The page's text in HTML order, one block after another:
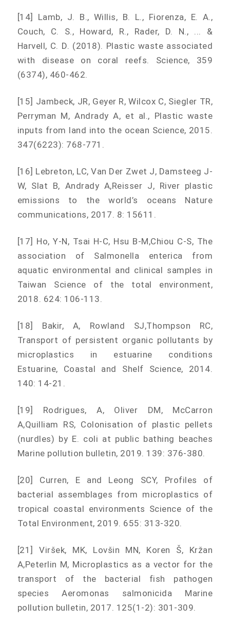
[14] Lamb, J. B., Willis, B. L., Fiorenza, E. A.,
Couch, C. S., Howard, R., Rader, D. N., ... &
Harvell, C. D. (2018). Plastic waste associated
with disease on coral reefs. Science, 359
(6374), 460-462.
[15] Jambeck, JR, Geyer R, Wilcox C, Siegler TR,
Perryman M, Andrady A, et al., Plastic waste
inputs from land into the ocean Science, 2015.
347(6223): 768-771.
[16] Lebreton, LC, Van Der Zwet J, Damsteeg J-
W, Slat B, Andrady A,Reisser J, River plastic
emissions to the world’s oceans Nature
communications, 2017. 8: 15611.
[17] Ho, Y-N, Tsai H-C, Hsu B-M,Chiou C-S, The
association of Salmonella enterica from
aquatic environmental and clinical samples in
Taiwan Science of the total environment,
2018. 624: 106-113.
[18] Bakir, A, Rowland SJ,Thompson RC,
Transport of persistent organic pollutants by
microplastics in estuarine conditions
Estuarine, Coastal and Shelf Science, 2014.
140: 14-21.
[19] Rodrigues, A, Oliver DM, McCarron
A,Quilliam RS, Colonisation of plastic pellets
(nurdles) by E. coli at public bathing beaches
Marine pollution bulletin, 2019. 139: 376-380.
[20] Curren, E and Leong SCY, Profiles of
bacterial assemblages from microplastics of
tropical coastal environments Science of the
Total Environment, 2019. 655: 313-320.
[21] Viršek, MK, Lovšin MN, Koren Š, Kržan
A,Peterlin M, Microplastics as a vector for the
transport of the bacterial fish pathogen
species Aeromonas salmonicida Marine
pollution bulletin, 2017. 125(1-2): 301-309.